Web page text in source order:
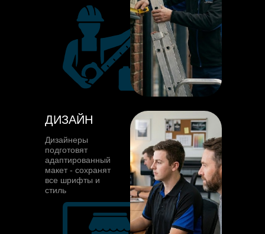
ДИЗАЙН
Дизайнеры
подготовят
адаптированный
макет - сохранят
все шрифты и
стиль